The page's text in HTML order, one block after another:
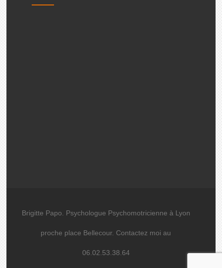
Brigitte Papo. Psychologue Psychomotricienne à Lyon
proche place Bellecour. Contactez moi au
06.02.53.38.64